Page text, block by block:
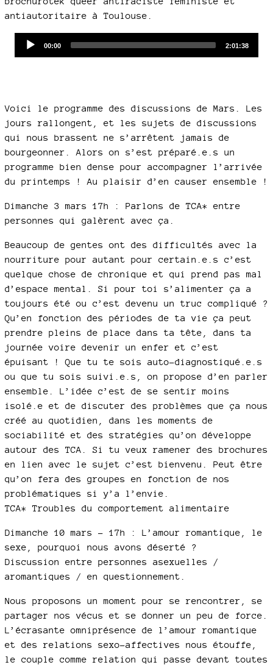
antiautoritaire à Toulouse.
Current
00:00
Total
2:01:38
Voici le programme des discussions de Mars. Les
jours rallongent, et les sujets de discussions
qui nous brassent ne s’arrêtent jamais de
bourgeonner. Alors on s’est préparé.e.s un
programme bien dense pour accompagner l’arrivée
du printemps ! Au plaisir d’en causer ensemble !
Dimanche 3 mars 17h : Parlons de TCA* entre
personnes qui galèrent avec ça.
Beaucoup de gentes ont des difficultés avec la
nourriture pour autant pour certain.e.s c’est
quelque chose de chronique et qui prend pas mal
d’espace mental. Si pour toi s’alimenter ça a
toujours été ou c’est devenu un truc compliqué ?
Qu’en fonction des périodes de ta vie ça peut
prendre pleins de place dans ta tête, dans ta
journée voire devenir un enfer et c’est
épuisant ! Que tu te sois auto-diagnostiqué.e.s
ou que tu sois suivi.e.s, on propose d’en parler
ensemble. L’idée c’est de se sentir moins
isolé.e et de discuter des problèmes que ça nous
créé au quotidien, dans les moments de
sociabilité et des stratégies qu’on développe
autour des TCA. Si tu veux ramener des brochures
en lien avec le sujet c’est bienvenu. Peut être
qu’on fera des groupes en fonction de nos
problématiques si y’a l’envie.
TCA* Troubles du comportement alimentaire
Dimanche 10 mars – 17h : L’amour romantique, le
sexe, pourquoi nous avons déserté ?
Discussion entre personnes asexuelles /
aromantiques / en questionnement.
Nous proposons un moment pour se rencontrer, se
partager nos vécus et se donner un peu de force.
L’écrasante omniprésence de l’amour romantique
et des relations sexo-affectives nous étouffe,
le couple comme relation qui passe devant toutes